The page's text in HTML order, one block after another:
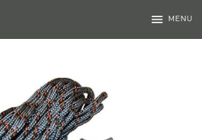
menu MENU